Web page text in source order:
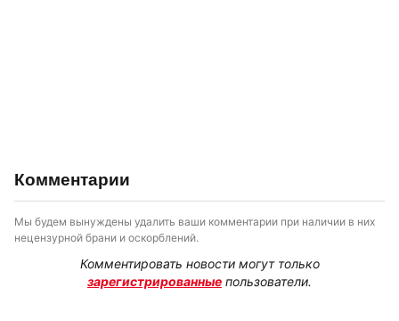
Комментарии
Мы будем вынуждены удалить ваши комментарии при наличии в них
нецензурной брани и оскорблений.
Комментировать новости могут только
зарегистрированные пользователи.